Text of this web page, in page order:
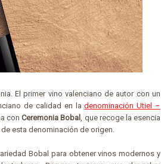
El primer vino valenciano de autor con un
de calidad en ladenominación Utiel –
con Ceremonia Bobal, que recoge la esencia
esta denominación de origen.
Bobal para obtener vinos modernos y